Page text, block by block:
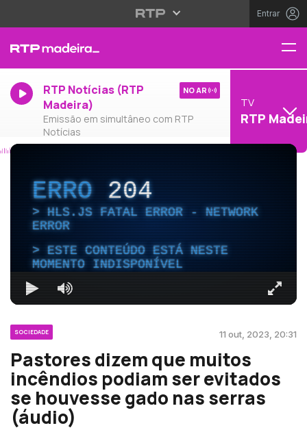
Entrar
RTP Notícias (RTP
Madeira)
Emissão em simultâneo com RTP
Notícias
NO AR
TV
RTP
ERRO204
HLS.JS FATAL ERROR - NETWORK
ERROR
ESTE CONTEÚDO ESTÁ NESTE
MOMENTO INDISPONÍVEL
SOCIEDADE 11 out, 2023, 20:31
Pastores dizem que muitos
incêndios podiam ser evitados
se houvesse gado nas serras
(áudio)